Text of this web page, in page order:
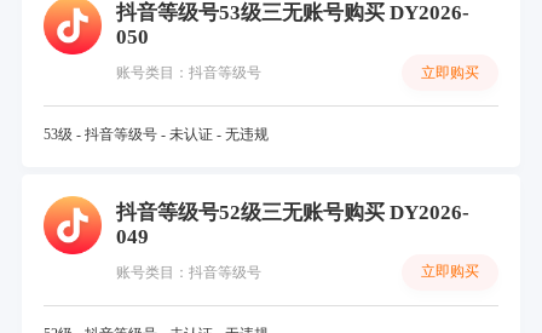
抖音等级号53级三无账号购买 DY2026-
050
账号类目：抖音等级号 立即购买
53级 - 抖音等级号 - 未认证 - 无违规
抖音等级号52级三无账号购买 DY2026-
049
账号类目：抖音等级号 立即购买